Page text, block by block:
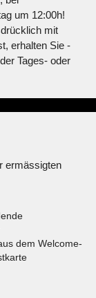
um 12:00h!
mit
erhalten Sie -
Tages- oder
ermässigten
dem Welcome-